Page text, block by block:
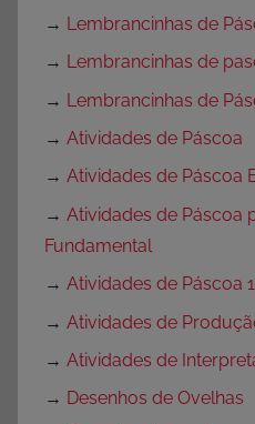
→ Lembrancinhas de
→ Lembrancinhas de
→ Lembrancinhas de
→ Atividades de Páscoa
→ Atividades de Páscoa
→ Atividades de Páscoa
Fundamental
→ Atividades de Páscoa
→ Atividades de
→ Atividades de
→ Desenhos de Ovelhas